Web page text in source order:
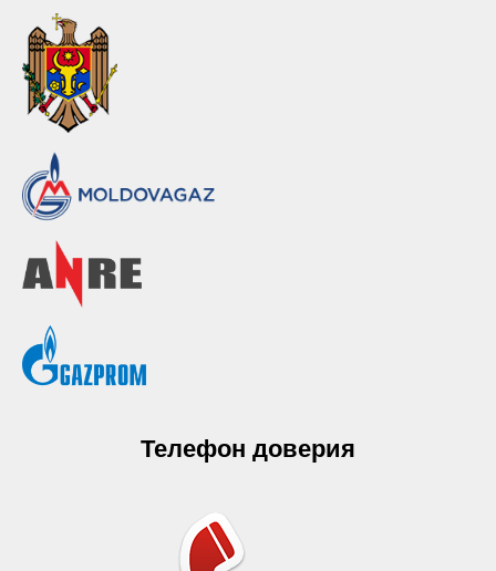
Телефон доверия